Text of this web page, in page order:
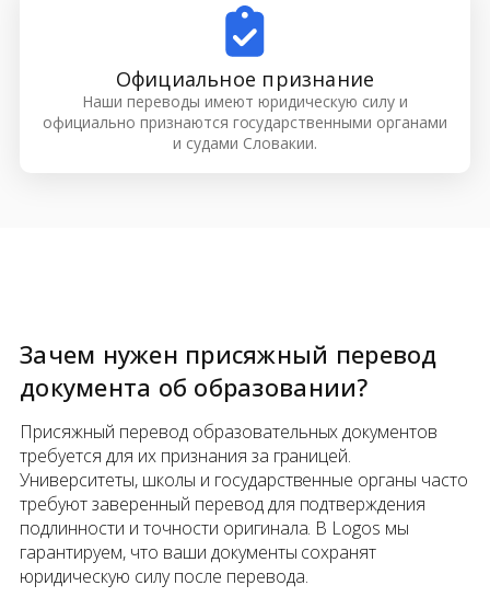
Официальное признание
Наши переводы имеют юридическую силу и
официально признаются государственными органами
и судами Словакии.
Зачем нужен присяжный перевод
документа об образовании?
Присяжный перевод образовательных документов
требуется для их признания за границей.
Университеты, школы и государственные органы часто
требуют заверенный перевод для подтверждения
подлинности и точности оригинала. В Logos мы
гарантируем, что ваши документы сохранят
юридическую силу после перевода.